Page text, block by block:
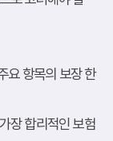
요 항목의 보장 한
장 합리적인 보험